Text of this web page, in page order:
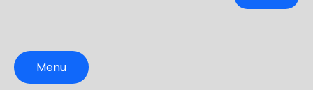
Menu